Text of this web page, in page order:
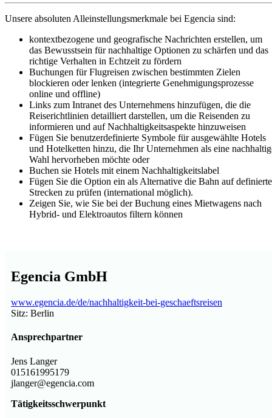
Unsere absoluten Alleinstellungsmerkmale bei Egencia sind:
kontextbezogene und geografische Nachrichten erstellen, um
das Bewusstsein für nachhaltige Optionen zu schärfen und das
richtige Verhalten in Echtzeit zu fördern
Buchungen für Flugreisen zwischen bestimmten Zielen
blockieren oder lenken (integrierte Genehmigungsprozesse
online und offline)
Links zum Intranet des Unternehmens hinzufügen, die die
Reiserichtlinien detailliert darstellen, um die Reisenden zu
informieren und auf Nachhaltigkeitsaspekte hinzuweisen
Fügen Sie benutzerdefinierte Symbole für ausgewählte Hotels
und Hotelketten hinzu, die Ihr Unternehmen als eine
Wahl hervorheben möchte oder
Buchen sie Hotels mit einem Nachhaltigkeitslabel
Fügen Sie die Option ein als Alternative die Bahn auf
Strecken zu prüfen (international möglich).
Zeigen Sie, wie Sie bei der Buchung eines Mietwagens nach
Hybrid- und Elektroautos filtern können
Egencia GmbH
www.egencia.de/de/nachhaltigkeit-bei-geschaeftsreisen
Sitz: Berlin
Ansprechpartner
Jens Langer
015161995179
jlanger@egencia.com
Tätigkeitsschwerpunkt